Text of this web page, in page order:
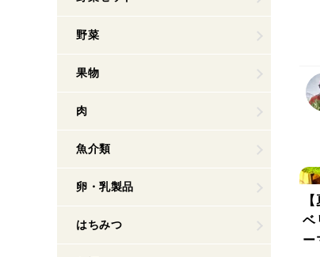
野菜
果物
肉
魚介類
卵・乳製品
はちみつ
ベ
ー